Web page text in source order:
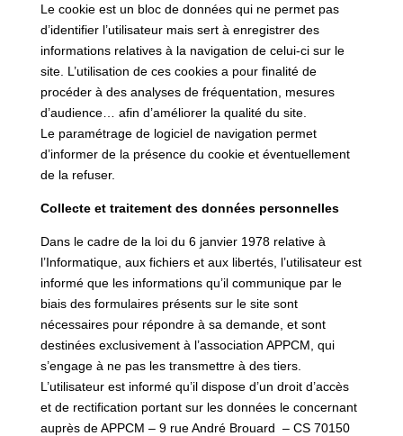
Le cookie est un bloc de données qui ne permet pas
d’identifier l’utilisateur mais sert à enregistrer des
informations relatives à la navigation de celui-ci sur le
site. L’utilisation de ces cookies a pour finalité de
procéder à des analyses de fréquentation, mesures
d’audience… afin d’améliorer la qualité du site.
Le paramétrage de logiciel de navigation permet
d’informer de la présence du cookie et éventuellement
de la refuser.
Collecte et traitement des données personnelles
Dans le cadre de la loi du 6 janvier 1978 relative à
l’Informatique, aux fichiers et aux libertés, l’utilisateur est
informé que les informations qu’il communique par le
biais des formulaires présents sur le site sont
nécessaires pour répondre à sa demande, et sont
destinées exclusivement à l’association APPCM, qui
s’engage à ne pas les transmettre à des tiers.
L’utilisateur est informé qu’il dispose d’un droit d’accès
et de rectification portant sur les données le concernant
auprès de APPCM – 9 rue André Brouard – CS 70150